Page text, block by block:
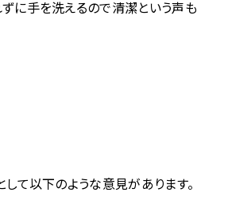
に手を洗えるので清潔という声も
して以下のような意見があります。